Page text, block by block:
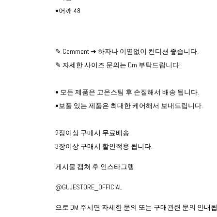
•어깨 48
✎ Comment ➔ 하자나 이염없이 컨디션 좋습니다.
✎ 자세한 사이즈 문의는 Dm 부탁드립니다!
• 모든 제품은 고온스팀 후 손질해서 배송 됩니다.
•보풀 있는 제품은 최대한 케어해서 보내드립니다.
2장이상 구매시 무료배송
3장이상 구매시 할인적용 됩니다.
게시물 캡쳐 후 인스타그램
@GUJESTORE_OFFICIAL
으로 DM 주시면 자세한 문의 또는 구매관련 문의 안내